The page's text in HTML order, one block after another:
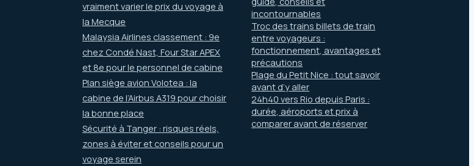
vraiment varier le prix du voyage à
la Mecque
Malaysia Airlines classement : 9e
chez Condé Nast, Four Star APEX
et 8e pour le personnel de cabine
Plan siège avion Volotea : la
cabine de l’Airbus A319 pour choisir
la bonne place
Sécurité à Tanger : risques réels,
zones à éviter et conseils pour un
voyage serein
incontournables
Troc des trains billets de train
entre voyageurs :
fonctionnement, avantages et
précautions
Plage du Petit Nice : tout savoir
avant d’y aller
24h40 vers Rio depuis Paris :
durée, aéroports et prix à
comparer avant de réserver